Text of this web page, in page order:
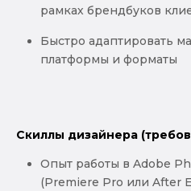
рамках брендбуков
Быстро адаптировать
платформы и форматы
Скиллы дизайнера
Опыт работы в Adobe
(Premiere Pro или After